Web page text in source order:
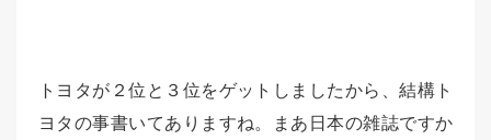
トヨタが２位と３位をゲットしましたから、結構ト
ヨタの事書いてありますね。まあ日本の雑誌ですか